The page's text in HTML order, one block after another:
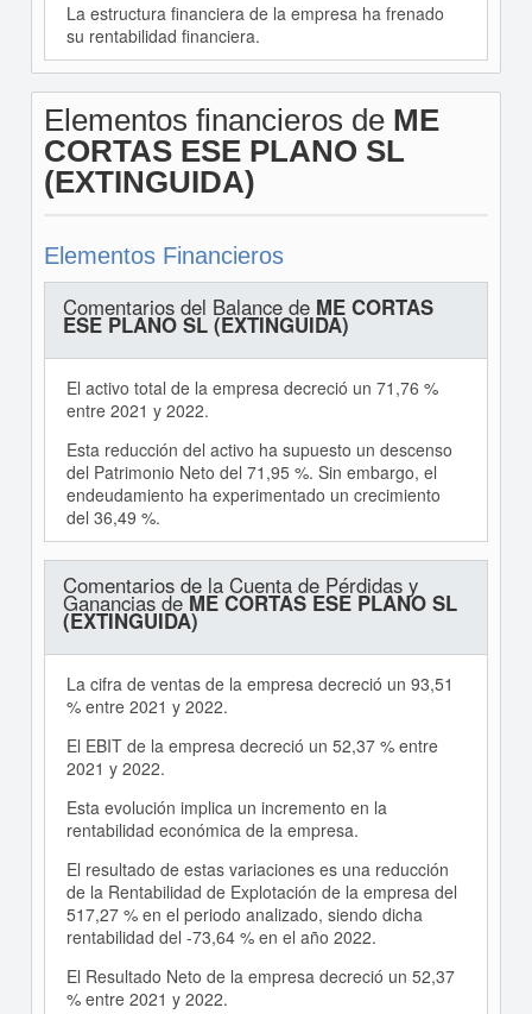
La estructura financiera de la empresa ha frenado
su rentabilidad financiera.
Elementos financieros de ME
CORTAS ESE PLANO SL
(EXTINGUIDA)
Elementos Financieros
Comentarios del Balance de ME CORTAS
ESE PLANO SL (EXTINGUIDA)
El activo total de la empresa decreció un 71,76 %
entre 2021 y 2022.
Esta reducción del activo ha supuesto un descenso
del Patrimonio Neto del 71,95 %. Sin embargo, el
endeudamiento ha experimentado un crecimiento
del 36,49 %.
Comentarios de la Cuenta de Pérdidas y
Ganancias deME CORTAS ESE PLANO SL
(EXTINGUIDA)
La cifra de ventas de la empresa decreció un 93,51
% entre 2021 y 2022.
El EBIT de la empresa decreció un 52,37 % entre
2021 y 2022.
Esta evolución implica un incremento en la
rentabilidad económica de la empresa.
El resultado de estas variaciones es una reducción
de la Rentabilidad de Explotación de la empresa del
517,27 % en el periodo analizado, siendo dicha
rentabilidad del -73,64 % en el año 2022.
El Resultado Neto de la empresa decreció un 52,37
% entre 2021 y 2022.